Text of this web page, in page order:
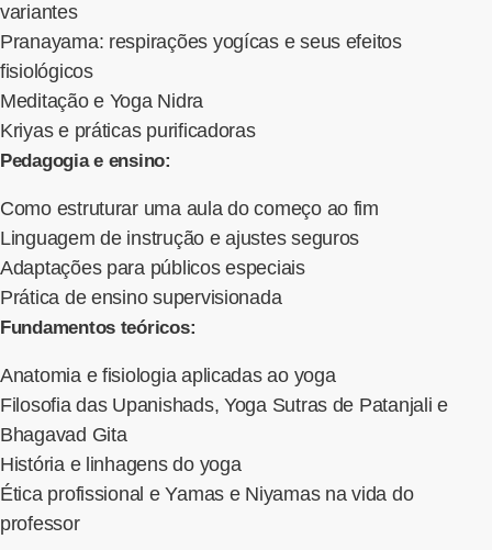
variantes
Pranayama: respirações yogícas e seus efeitos
fisiológicos
Meditação e Yoga Nidra
Kriyas e práticas purificadoras
Pedagogia e ensino:
Como estruturar uma aula do começo ao fim
Linguagem de instrução e ajustes seguros
Adaptações para públicos especiais
Prática de ensino supervisionada
Fundamentos teóricos:
Anatomia e fisiologia aplicadas ao yoga
Filosofia das Upanishads, Yoga Sutras de Patanjali e
Bhagavad Gita
História e linhagens do yoga
Ética profissional e Yamas e Niyamas na vida do
professor